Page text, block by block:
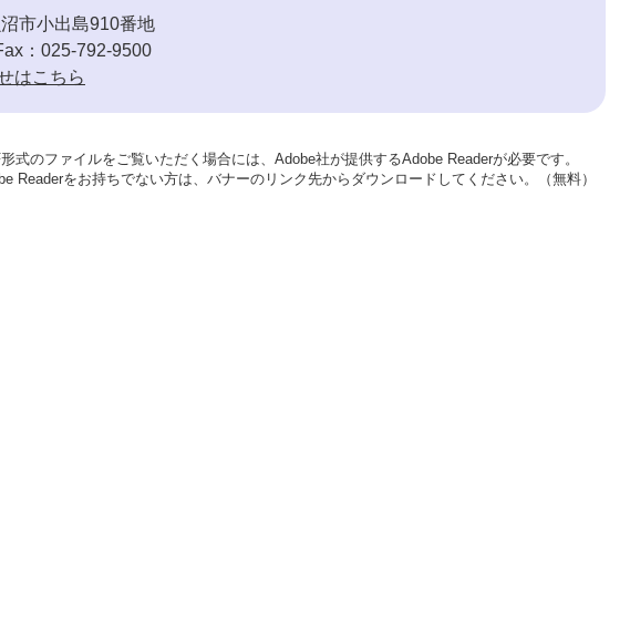
市小出島910番地
：025-792-9500
はこちら
式のファイルをご覧いただく場合には、Adobe社が提供するAdobe Readerが必要です。
Readerをお持ちでない方は、バナーのリンク先からダウンロードしてください。（無料）